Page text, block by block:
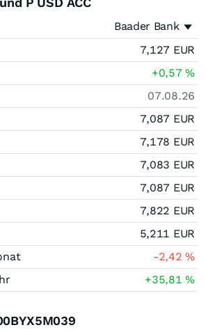
Baader Bank
7,127 EUR
+0,57%
07.08.26
7,087 EUR
7,178 EUR
7,083 EUR
7,087 EUR
7,822 EUR
5,211 EUR
-2,42%
+35,81%